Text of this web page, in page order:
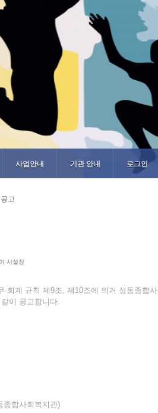
사업안내 기관 안내 로그인
고
시설장
회계 규칙 제9조, 제10조에 의거 성동종합사
이 공고합니다.
종합사회복지관)